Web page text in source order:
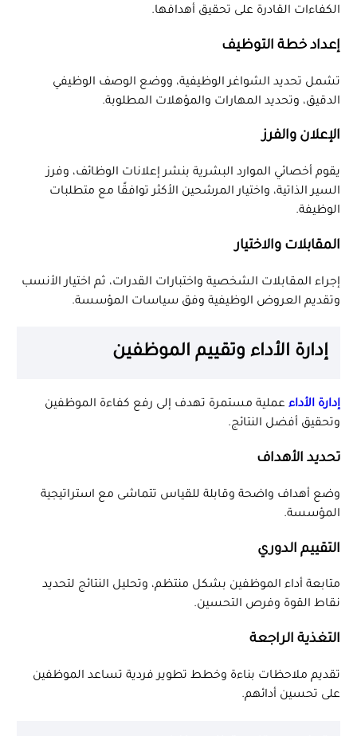
الكفاءات القادرة على تحقيق أهدافها.
إعداد خطة التوظيف
تشمل تحديد الشواغر الوظيفية، ووضع الوصف الوظيفي
الدقيق، وتحديد المهارات والمؤهلات المطلوبة.
الإعلان والفرز
يقوم أخصائي الموارد البشرية بنشر إعلانات الوظائف، وفرز
السير الذاتية، واختيار المرشحين الأكثر توافقًا مع متطلبات
الوظيفة.
المقابلات والاختيار
إجراء المقابلات الشخصية واختبارات القدرات، ثم اختيار الأنسب
وتقديم العروض الوظيفية وفق سياسات المؤسسة.
إدارة الأداء وتقييم الموظفين
إدارة الأداء عملية مستمرة تهدف إلى رفع كفاءة الموظفين
وتحقيق أفضل النتائج.
تحديد الأهداف
وضع أهداف واضحة وقابلة للقياس تتماشى مع استراتيجية
المؤسسة.
التقييم الدوري
متابعة أداء الموظفين بشكل منتظم، وتحليل النتائج لتحديد
نقاط القوة وفرص التحسين.
التغذية الراجعة
تقديم ملاحظات بناءة وخطط تطوير فردية تساعد الموظفين
على تحسين أدائهم.